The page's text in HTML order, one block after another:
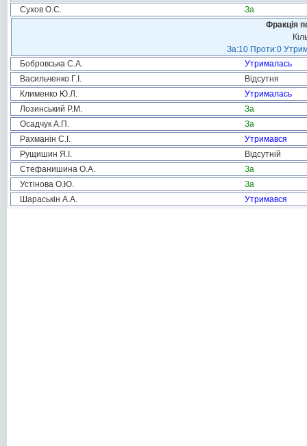
Сухов О.С.
За
Фракція
За:10 Проти:0
Бобровська С.А.
Утрималась
Васильченко Г.І.
Відсутня
Клименко Ю.Л.
Утрималась
Лозинський Р.М.
За
Осадчук А.П.
За
Рахманін С.І.
Утримався
Рущишин Я.І.
Відсутній
Стефанишина О.А.
За
Устінова О.Ю.
За
Шараськін А.А.
Утримався